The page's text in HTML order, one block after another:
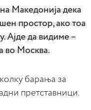
Македонија дека
простор, ако тоа
Ајде да видиме –
во Москва.
барања за
претставници.